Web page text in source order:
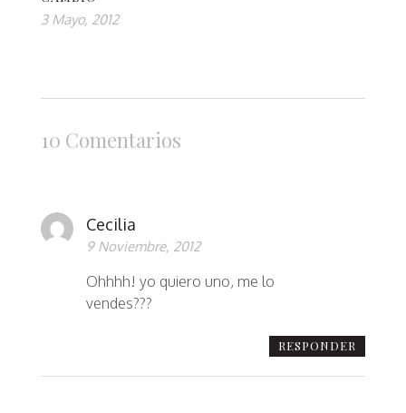
3 Mayo, 2012
10 Comentarios
Cecilia
9 Noviembre, 2012
Ohhhh! yo quiero uno, me lo
vendes???
RESPONDER